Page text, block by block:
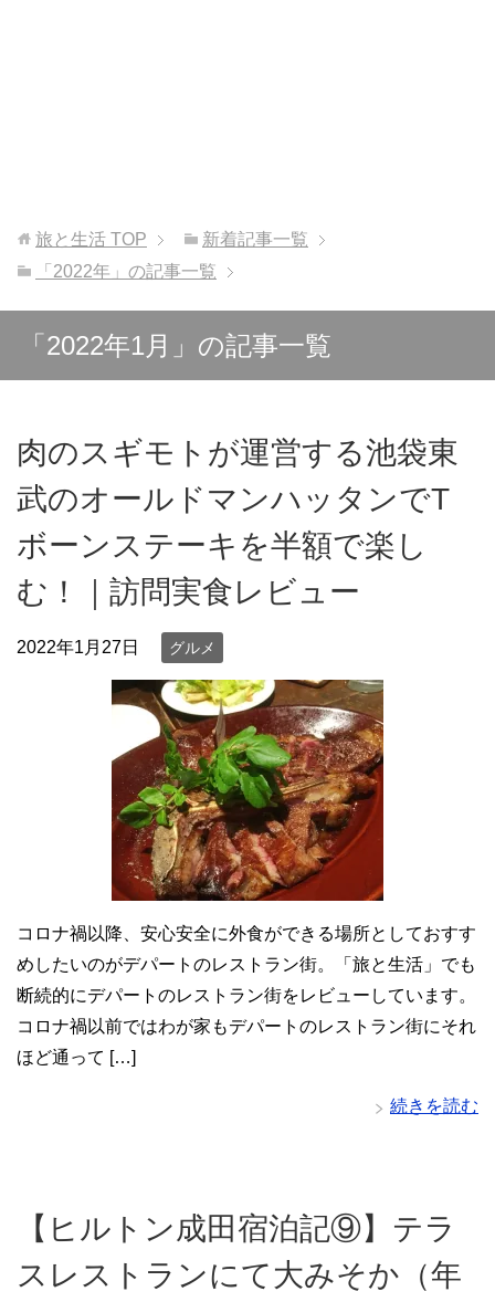
旅と生活 TOP
新着記事一覧
「2022年」の記事一覧
「2022年1月」の記事一覧
肉のスギモトが運営する池袋東
武のオールドマンハッタンでT
ボーンステーキを半額で楽し
む！｜訪問実食レビュー
2022年1月27日 グルメ
コロナ禍以降、安心安全に外食ができる場所としておすす
めしたいのがデパートのレストラン街。「旅と生活」でも
断続的にデパートのレストラン街をレビューしています。
コロナ禍以前ではわが家もデパートのレストラン街にそれ
ほど通って […]
続きを読む
【ヒルトン成田宿泊記⑨】テラ
スレストランにて大みそか（年